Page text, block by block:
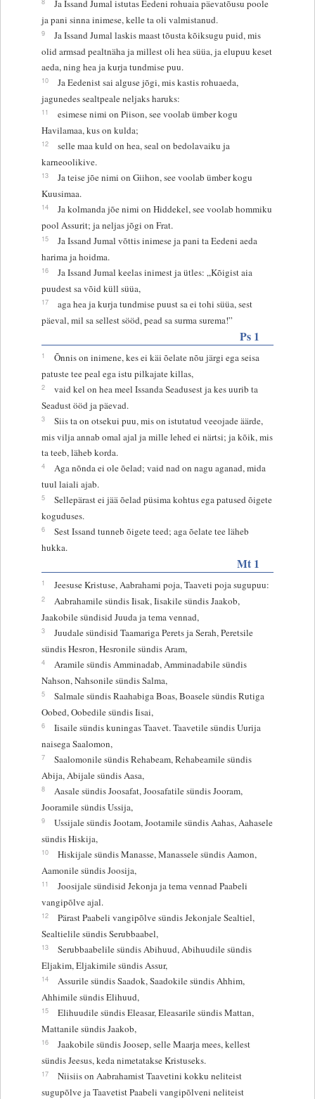
Ja Issand Jumal istutas Eedeni rohuaia päevatõusu poole
ja pani sinna inimese, kelle ta oli valmistanud.
9
Ja Issand Jumal laskis maast tõusta kõiksugu puid, mis
olid armsad pealtnäha ja millest oli hea süüa, ja elupuu keset
aeda, ning hea ja kurja tundmise puu.
10
Ja Eedenist sai alguse jõgi, mis kastis rohuaeda,
jagunedes sealtpeale neljaks haruks:
11
esimese nimi on Piison, see voolab ümber kogu
Havilamaa, kus on kulda;
12
selle maa kuld on hea, seal on bedolavaiku ja
karneoolikive.
13
Ja teise jõe nimi on Giihon, see voolab ümber kogu
Kuusimaa.
14
Ja kolmanda jõe nimi on Hiddekel, see voolab hommiku
pool Assurit; ja neljas jõgi on Frat.
15
Ja Issand Jumal võttis inimese ja pani ta Eedeni aeda
harima ja hoidma.
16
Ja Issand Jumal keelas inimest ja ütles: „Kõigist aia
puudest sa võid küll süüa,
17
aga hea ja kurja tundmise puust sa ei tohi süüa, sest
päeval, mil sa sellest sööd, pead sa surma surema!”
Ps 1
1
Õnnis on inimene, kes ei käi õelate nõu järgi ega seisa
patuste tee peal ega istu pilkajate killas,
2
vaid kel on hea meel Issanda Seadusest ja kes uurib ta
Seadust ööd ja päevad.
3
Siis ta on otsekui puu, mis on istutatud veeojade äärde,
mis vilja annab omal ajal ja mille lehed ei närtsi; ja kõik, mis
ta teeb, läheb korda.
4
Aga nõnda ei ole õelad; vaid nad on nagu aganad, mida
tuul laiali ajab.
5
Sellepärast ei jää õelad püsima kohtus ega patused õigete
koguduses.
6
Sest Issand tunneb õigete teed; aga õelate tee läheb
hukka.
Mt 1
1 Jeesuse Kristuse, Aabrahami poja, Taaveti poja sugupuu:
2
Aabrahamile sündis Iisak, Iisakile sündis Jaakob,
Jaakobile sündisid Juuda ja tema vennad,
3
Juudale sündisid Taamariga Perets ja Serah, Peretsile
sündis Hesron, Hesronile sündis Aram,
4
Aramile sündis Amminadab, Amminadabile sündis
Nahson, Nahsonile sündis Salma,
5
Salmale sündis Raahabiga Boas, Boasele sündis Rutiga
Oobed, Oobedile sündis Iisai,
6
Iisaile sündis kuningas Taavet. Taavetile sündis Uurija
naisega Saalomon,
7
Saalomonile sündis Rehabeam, Rehabeamile sündis
Abija, Abijale sündis Aasa,
8
Aasale sündis Joosafat, Joosafatile sündis Jooram,
Jooramile sündis Ussija,
9
Ussijale sündis Jootam, Jootamile sündis Aahas, Aahasele
sündis Hiskija,
10
Hiskijale sündis Manasse, Manassele sündis Aamon,
Aamonile sündis Joosija,
11
Joosijale sündisid Jekonja ja tema vennad Paabeli
vangipõlve ajal.
12
Pärast Paabeli vangipõlve sündis Jekonjale Sealtiel,
Sealtielile sündis Serubbaabel,
13
Serubbaabelile sündis Abihuud, Abihuudile sündis
Eljakim, Eljakimile sündis Assur,
14
Assurile sündis Saadok, Saadokile sündis Ahhim,
Ahhimile sündis Elihuud,
15
Elihuudile sündis Eleasar, Eleasarile sündis Mattan,
Mattanile sündis Jaakob,
16
Jaakobile sündis Joosep, selle Maarja mees, kellest
sündis Jeesus, keda nimetatakse Kristuseks.
17
Niisiis on Aabrahamist Taavetini kokku neliteist
sugupõlve ja Taavetist Paabeli vangipõlveni neliteist